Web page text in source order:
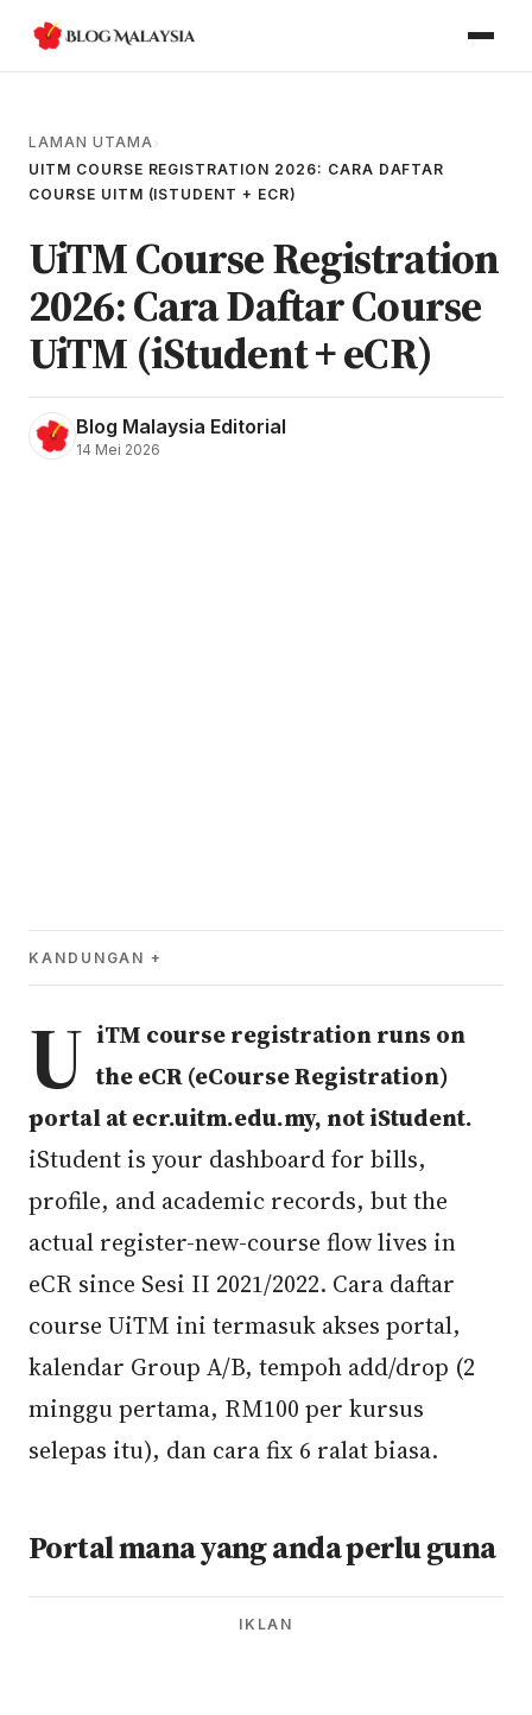
LAMAN UTAMA›
UITM COURSE REGISTRATION 2026: CARA DAFTAR
COURSE UITM (ISTUDENT + ECR)
UiTM Course Registration
2026: Cara Daftar Course
UiTM (iStudent + eCR)
Blog Malaysia Editorial
14 Mei 2026
KANDUNGAN
U iTM course registration runs on
the eCR (eCourse Registration)
portal at ecr.uitm.edu.my, not iStudent.
iStudent is your dashboard for bills,
profile, and academic records, but the
actual register-new-course flow lives in
eCR since Sesi II 2021/2022. Cara daftar
course UiTM ini termasuk akses portal,
kalendar Group A/B, tempoh add/drop (2
minggu pertama, RM100 per kursus
selepas itu), dan cara fix 6 ralat biasa.
Portal mana yang anda perlu guna
IKLAN